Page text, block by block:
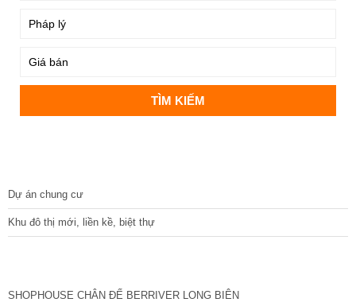
Dự án chung cư
Khu đô thị mới, liền kề, biệt thự
SHOPHOUSE CHÂN ĐẾ BERRIVER LONG BIÊN